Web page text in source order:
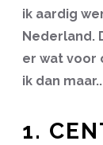
ik aardig
Nederland.
er wat voor
ik dan maar..
1.